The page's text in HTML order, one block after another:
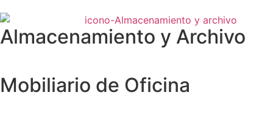
Almacenamiento y Archivo
Mobiliario de Oficina